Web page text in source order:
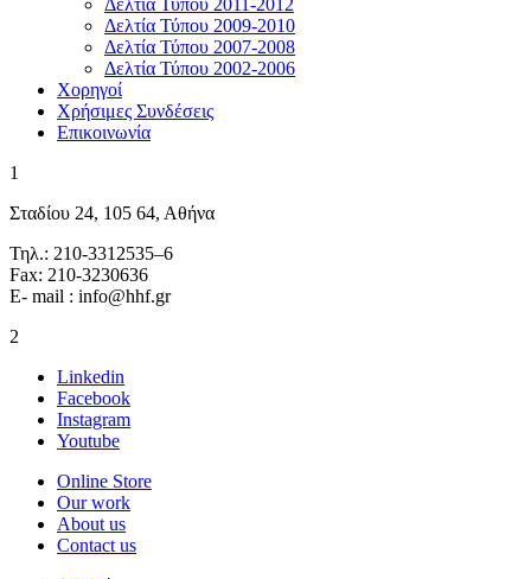
Δελτία Τύπου 2011-2012
Δελτία Τύπου 2009-2010
Δελτία Τύπου 2007-2008
Δελτία Τύπου 2002-2006
Χορηγοί
Χρήσιμες Συνδέσεις
Επικοινωνία
1
Σταδίου 24, 105 64, Αθήνα
Τηλ.: 210-3312535–6
Fax: 210-3230636
E- mail : info@hhf.gr
2
Linkedin
Facebook
Instagram
Youtube
Online Store
Our work
About us
Contact us